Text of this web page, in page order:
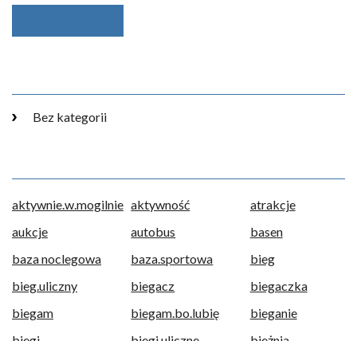
Bez kategorii
aktywnie.w.mogilnie aktywność
atrakcje
aukcje
autobus
basen
baza noclegowa
baza.sportowa
bieg
bieg.uliczny
biegacz
biegaczka
biegam
biegam.bo.lubię
bieganie